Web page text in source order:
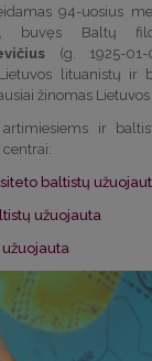
94-uosius
buvęs Baltų
(g. 1925-01-
lituanistų ir
žinomas
artimiesiems ir
baltistų
užuojauta